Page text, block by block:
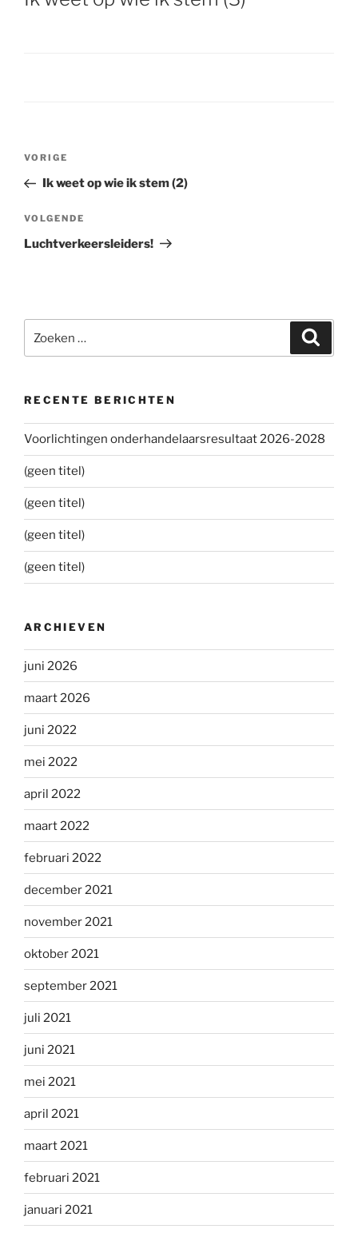
Bericht
Vorig
bericht
VORIGE
Ik weet op wie ik stem (2)
Volgend
bericht
VOLGENDE
Luchtverkeersleiders!
naar:
RECENTE BERICHTEN
Voorlichtingen onderhandelaarsresultaat 2026-2028
(geen titel)
(geen titel)
(geen titel)
(geen titel)
ARCHIEVEN
juni 2026
maart 2026
juni 2022
mei 2022
april 2022
maart 2022
februari 2022
december 2021
november 2021
oktober 2021
september 2021
juli 2021
juni 2021
mei 2021
april 2021
maart 2021
februari 2021
januari 2021